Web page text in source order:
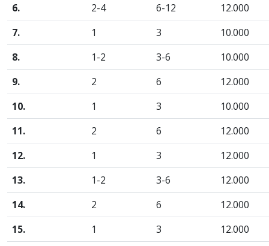
6.
2-4 6-12
12.000
7.
1 3
10.000
8.
1-2 3-6
10.000
9.
2 6
12.000
10.
1 3
10.000
11.
2 6
12.000
12.
1 3
12.000
13.
1-2 3-6
12.000
14.
2 6
12.000
15.
1 3
12.000